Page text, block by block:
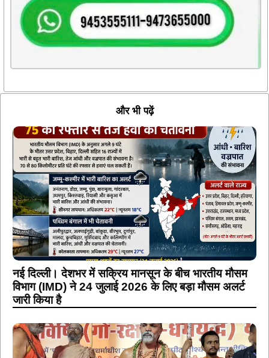
और भी पढ़ें
नई दिल्ली। देशभर में सक्रिय मानसून के बीच भारतीय मौसम
विभाग (IMD) ने 24 जुलाई 2026 के लिए बड़ा मौसम अलर्ट
जारी किया है